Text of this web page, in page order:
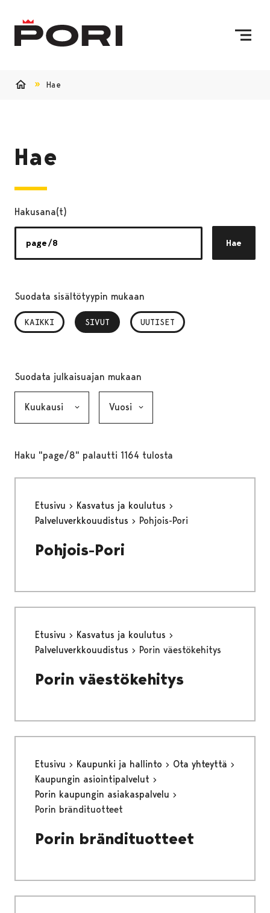
Hae
Hae
Hakusana(t)
Hae
Suodata sisältötyypin mukaan
KAIKKI SIVUT
, VALITTU UUTISET
Suodata julkaisuajan mukaan
Haku "page/8" palautti 1164 tulosta
Etusivu
Kasvatus ja koulutus
Palveluverkkouudistus
Pohjois-Pori
Pohjois-Pori
Etusivu
Kasvatus ja koulutus
Palveluverkkouudistus
Porin väestökehitys
Porin väestökehitys
Etusivu Kaupunki ja hallinto
Ota yhteyttä
Kaupungin asiointipalvelut
Porin kaupungin asiakaspalvelu
Porin brändituotteet
Porin brändituotteet